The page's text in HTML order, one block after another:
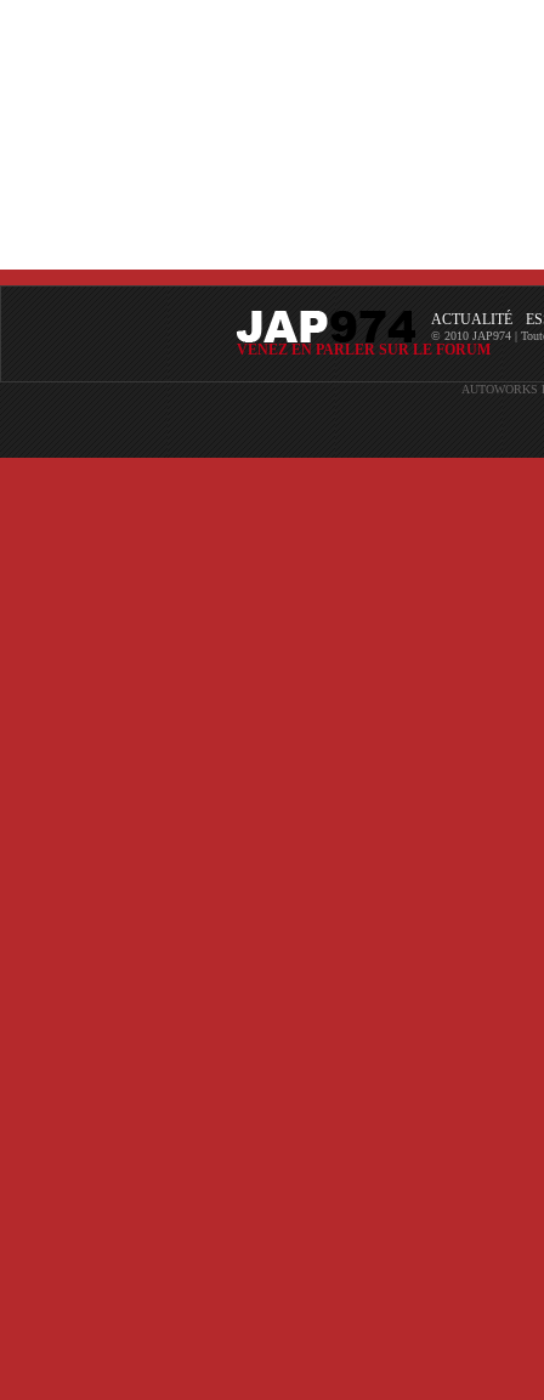
ACTUALITÉ
© 2010 JAP974 |
VENEZ EN PARLER SUR LE FORUM
AUTOWORKS